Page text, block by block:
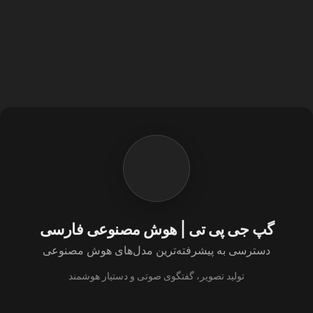
گپ جی پی تی | هوش مصنوعی فارسی
دسترسی به پیشرفته‌ترین مدل‌های هوش مصنوعی
تولید تصویر، گفتگوی صوتی و دستیار هوشمند